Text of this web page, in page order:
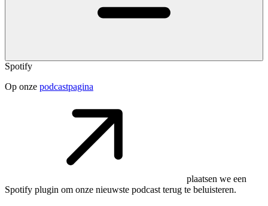
Spotify
Op onze podcastpagina
plaatsen we een
Spotify plugin om onze nieuwste podcast terug te beluisteren.